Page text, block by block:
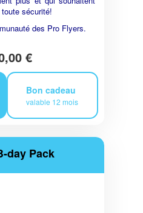
sécurité!
des Pro Flyers.
€
Bon cadeau
valable 12 mois
day Pack